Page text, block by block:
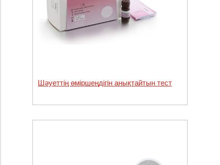
Шәуеттің өміршеңдігін анықтайтын тест